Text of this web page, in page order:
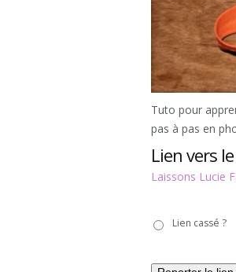
Tuto pour
pas à pas en
Lien vers
Laissons Lucie
casséLien cassé ?